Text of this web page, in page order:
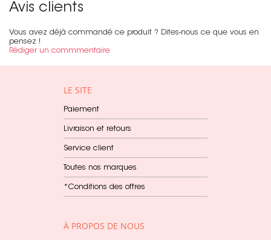
Avis clients
Vous avez déjà commandé ce produit ? Dites-nous ce que vous en
pensez !
Rédiger un commmentaire
LE SITE
Paiement
Livraison et retours
Service client
Toutes nos marques
*Conditions des offres
À PROPOS DE NOUS